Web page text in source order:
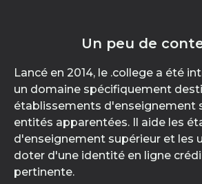
Un peu de
Lancé en 2014, le .college a été
un domaine spécifiquement
établissements d'enseignement
entités apparentées. Il aide les
d'enseignement supérieur et les
doter d'une identité en ligne
pertinente.